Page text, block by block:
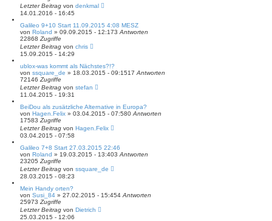
Letzter Beitrag von denkmal
14.01.2016 - 16:45
Galileo 9+10 Start 11.09.2015 4:08 MESZ
von Roland » 09.09.2015 - 12:173 Antworten
22868 Zugriffe
Letzter Beitrag von chris
15.09.2015 - 14:29
ublox-was kommt als Nächstes?!?
von ssquare_de » 18.03.2015 - 09:1517 Antworten
72146 Zugriffe
Letzter Beitrag von stefan
11.04.2015 - 19:31
BeiDou als zusätzliche Alternative in Europa?
von Hagen.Felix » 03.04.2015 - 07:580 Antworten
17583 Zugriffe
Letzter Beitrag von Hagen.Felix
03.04.2015 - 07:58
Galileo 7+8 Start 27.03.2015 22:46
von Roland » 19.03.2015 - 13:403 Antworten
23205 Zugriffe
Letzter Beitrag von ssquare_de
28.03.2015 - 08:23
Mein Handy orten?
von Susi_84 » 27.02.2015 - 15:454 Antworten
25973 Zugriffe
Letzter Beitrag von Dietrich
25.03.2015 - 12:06